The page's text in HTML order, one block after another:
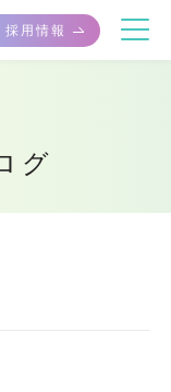
採用情報
グ